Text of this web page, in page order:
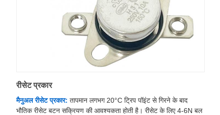
रीसेट प्रकार
मैनुअल रीसेट प्रकार: तापमान लगभग 20°C ट्रिप पॉइंट से गिरने के बाद
भौतिक रीसेट बटन सक्रियण की आवश्यकता होती है। रीसेट के लिए 4-6N बल